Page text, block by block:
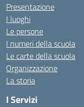
Presentazione
I luoghi
Le persone
I numeri della scuola
Le carte della scuola
Organizzazione
La storia
I Servizi